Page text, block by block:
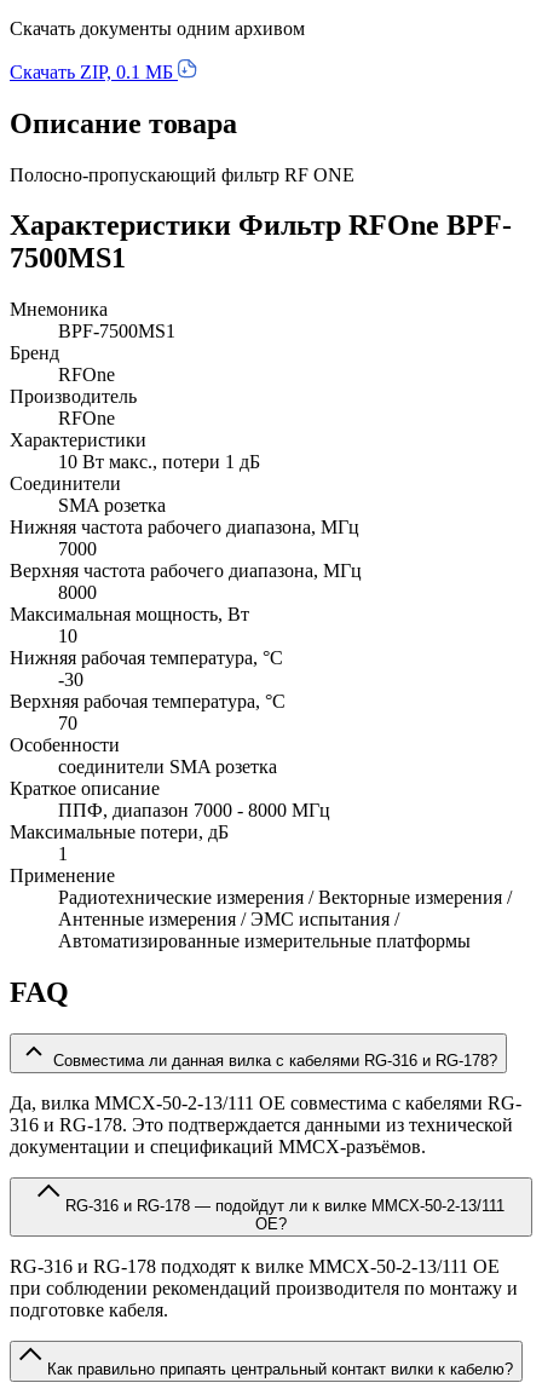
Скачать документы одним архивом
Скачать ZIP, 0.1 МБ
Описание товара
Полосно-пропускающий фильтр RF ONE
Характеристики Фильтр RFOne BPF-
7500MS1
Мнемоника
BPF-7500MS1
Бренд
RFOne
Производитель
RFOne
Характеристики
10 Вт макс., потери 1 дБ
Соединители
SMA розетка
Нижняя частота рабочего диапазона, МГц
7000
Верхняя частота рабочего диапазона, МГц
8000
Максимальная мощность, Вт
10
Нижняя рабочая температура, °C
-30
Верхняя рабочая температура, °C
70
Особенности
соединители SMA розетка
Краткое описание
ППФ, диапазон 7000 - 8000 МГц
Максимальные потери, дБ
1
Применение
Радиотехнические измерения / Векторные измерения /
Антенные измерения / ЭМС испытания /
Автоматизированные измерительные платформы
FAQ
Совместима ли данная вилка с кабелями RG-316 и RG-178?
Да, вилка MMCX-50-2-13/111 OE совместима с кабелями RG-
316 и RG-178. Это подтверждается данными из технической
документации и спецификаций MMCX-разъёмов.
OE?
RG-316 и RG-178 подходят к вилке MMCX-50-2-13/111 OE
при соблюдении рекомендаций производителя по монтажу и
подготовке кабеля.
Как правильно припаять центральный контакт вилки к кабелю?